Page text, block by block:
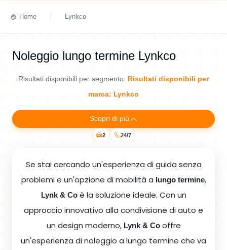
Home Lynkco
Noleggio lungo termine Lynkco
Risultati disponibili per segmento: Risultati disponibili per
marca: Lynkco
Scopri di più
2 24/7
Se stai cercando un'esperienza di guida senza
problemi e un'opzione di mobilità a lungo termine,
Lynk & Coè la soluzione ideale. Con un
approccio innovativo alla condivisione di auto e
un design moderno, Lynk & Cooffre
un'esperienza di noleggio a lungo termine che va